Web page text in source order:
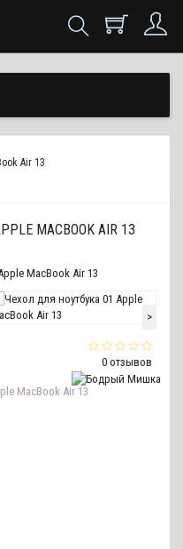
Air 13
MACBOOK AIR 13
>
0 отзывов
MacBook Air 13